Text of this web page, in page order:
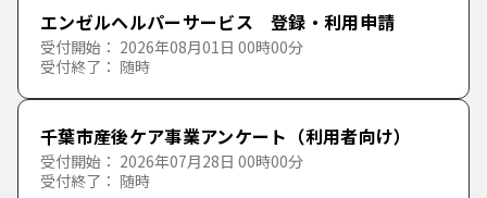
エンゼルヘルパーサービス 登録・利用申請
受付開始： 2026年08月01日 00時00分
受付終了： 随時
千葉市産後ケア事業アンケート（利用者向け）
受付開始： 2026年07月28日 00時00分
受付終了： 随時